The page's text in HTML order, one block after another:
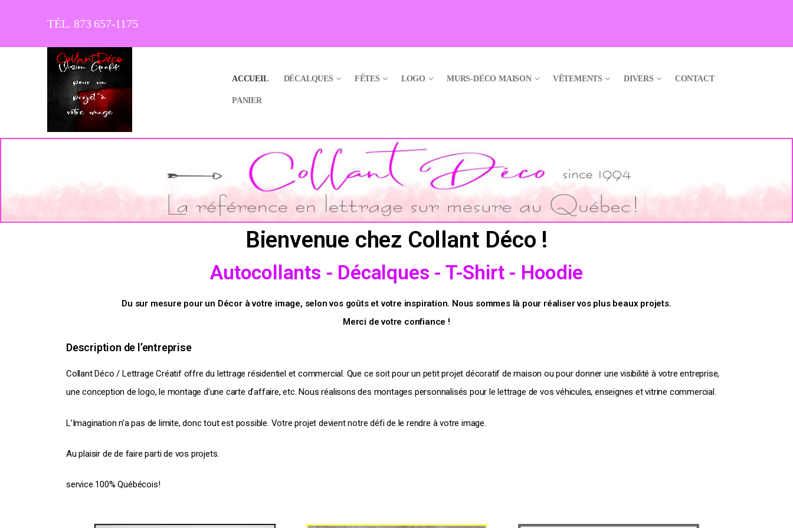
TÉL. 873 657-1175
ACCUEIL DÉCALQUES FÊTES LOGO MURS-DÉCO MAISON VÊTEMENTS DIVERS CONTACT
PANIER
Bienvenue chez Collant Déco !
Autocollants - Décalques - T-Shirt - Hoodie
Du sur mesure pour un Décor à votre image, selon vos goûts et votre inspiration. Nous sommes là pour réaliser vos plus beaux projets.
Merci de votre confiance !
Description de l’entreprise
Collant Déco / Lettrage Créatif offre du lettrage résidentiel et commercial. Que ce soit pour un petit projet décoratif de maison ou pour donner une visibilité à votre entreprise,
une conception de logo, le montage d’une carte d’affaire, etc. Nous réalisons des montages personnalisés pour le lettrage de vos véhicules, enseignes et vitrine commercial.
L’Imagination n’a pas de limite, donc tout est possible. Votre projet devient notre défi de le rendre à votre image.
Au plaisir de de faire parti de vos projets.
service 100% Québécois!